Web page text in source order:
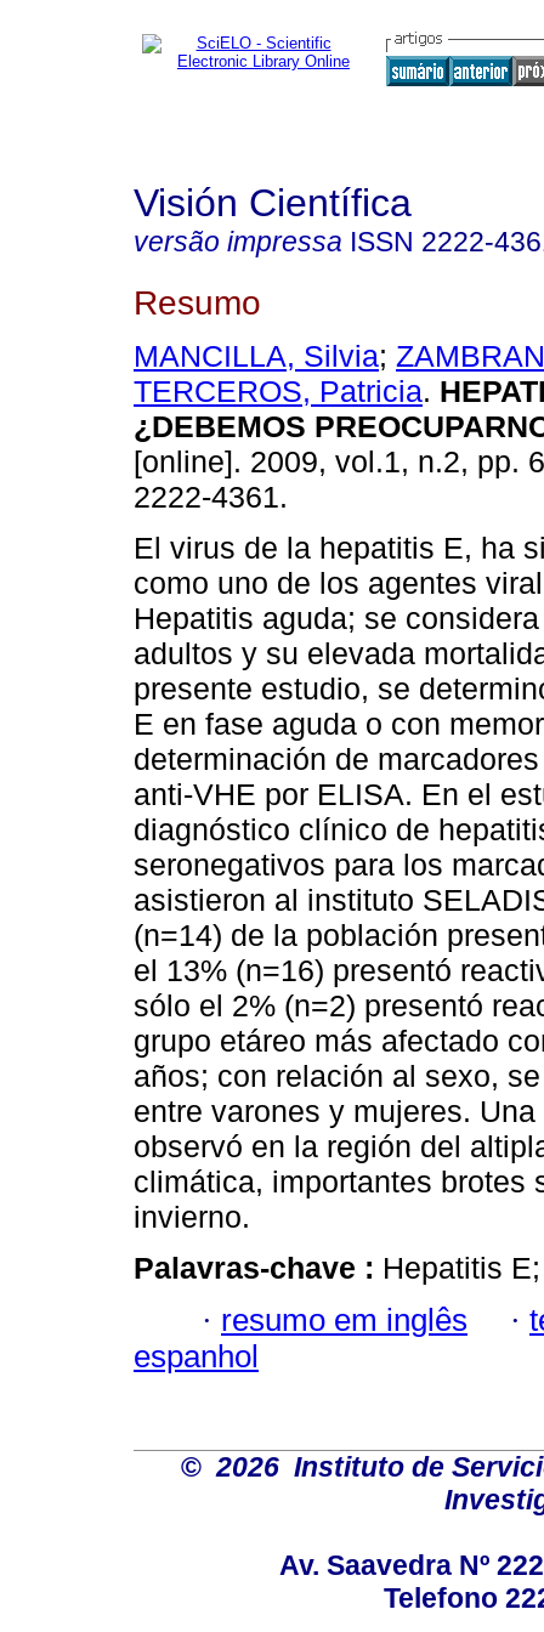
Visión Científica
versão impressa ISSN 2222-
Resumo
MANCILLA, Silvia;
TERCEROS, Patricia.
¿DEBEMOS
[online]. 2009, vol.1, n.2, pp.
2222-4361.
El virus de la hepatitis E, ha
como uno de los agentes
Hepatitis aguda; se
adultos y su elevada
presente estudio, se
E en fase aguda o con
determinación de
anti-VHE por ELISA. En el
diagnóstico clínico de
seronegativos para los
asistieron al instituto
(n=14) de la población
el 13% (n=16) presentó
sólo el 2% (n=2) presentó
grupo etáreo más afectado
años; con relación al sexo,
entre varones y mujeres.
observó en la región del
climática, importantes brotes
invierno.
Palavras-chave : Hepatitis
· resumo em inglês ·
espanhol
© 2026 Instituto de
Av. Saavedra Nº
Telefono